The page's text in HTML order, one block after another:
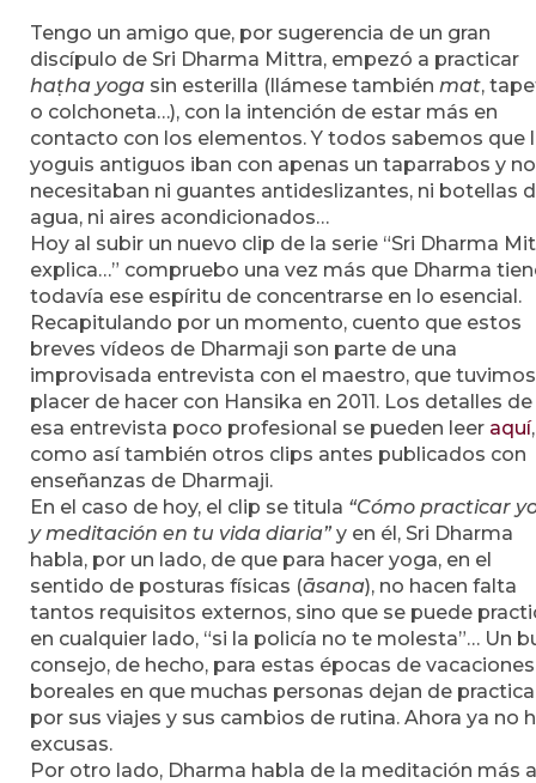
Tengo un amigo que, por sugerencia de un gran
discípulo de Sri Dharma Mittra, empezó a practicar
haṭha yoga sin esterilla (llámese también mat,
o colchoneta…), con la intención de estar más en
contacto con los elementos. Y todos sabemos que
yoguis antiguos iban con apenas un taparrabos y no
necesitaban ni guantes antideslizantes, ni botellas
agua, ni aires acondicionados…
Hoy al subir un nuevo clip de la serie “Sri Dharma
explica…” compruebo una vez más que Dharma
todavía ese espíritu de concentrarse en lo esencial.
Recapitulando por un momento, cuento que estos
breves vídeos de Dharmaji son parte de una
improvisada entrevista con el maestro, que
placer de hacer con Hansika en 2011. Los detalles de
esa entrevista poco profesional se pueden leer aquí,
como así también otros clips antes publicados con
enseñanzas de Dharmaji.
En el caso de hoy, el clip se titula “Cómo practicar
y meditación en tu vida diaria”y en él, Sri Dharma
habla, por un lado, de que para hacer yoga, en el
sentido de posturas físicas (āsana), no hacen falta
tantos requisitos externos, sino que se puede
en cualquier lado, “si la policía no te molesta”… Un
consejo, de hecho, para estas épocas de vacaciones
boreales en que muchas personas dejan de
por sus viajes y sus cambios de rutina. Ahora ya no
excusas.
Por otro lado, Dharma habla de la meditación más